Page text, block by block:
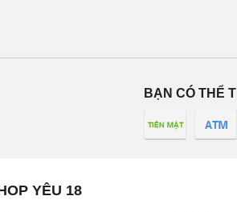
BẠN CÓ THỂ
YÊU 18